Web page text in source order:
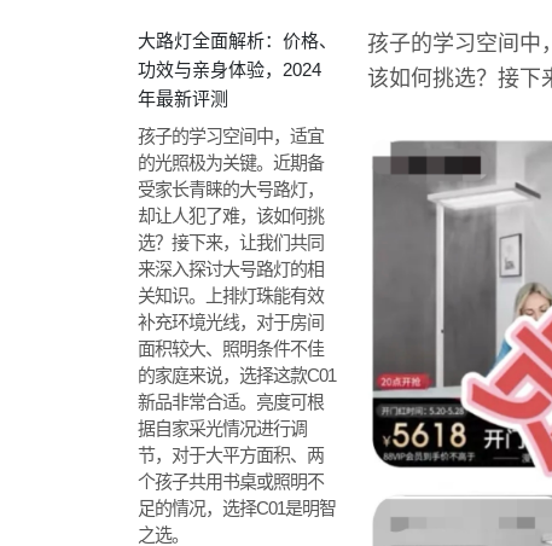
大路灯全面解析：价格、
功效与亲身体验，2024
年最新评测
孩子的学习空间中，适宜
的光照极为关键。近期备
受家长青睐的大号路灯，
却让人犯了难，该如何挑
选？接下来，让我们共同
来深入探讨大号路灯的相
关知识。上排灯珠能有效
补充环境光线，对于房间
面积较大、照明条件不佳
的家庭来说，选择这款C01
新品非常合适。亮度可根
据自家采光情况进行调
节，对于大平方面积、两
个孩子共用书桌或照明不
足的情况，选择C01是明智
之选。
孩子的学习空间中
该如何挑选？接下